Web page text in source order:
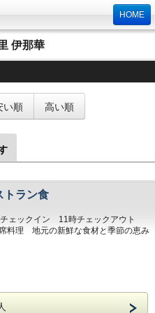
HOME
伊那華
い順 高い順
ラン食
ェックイン 11時チェックアウト
料理 地元の新鮮な食材と季節の恵み
らは眼前に阿知川の清流 遠くは南ア
ます。